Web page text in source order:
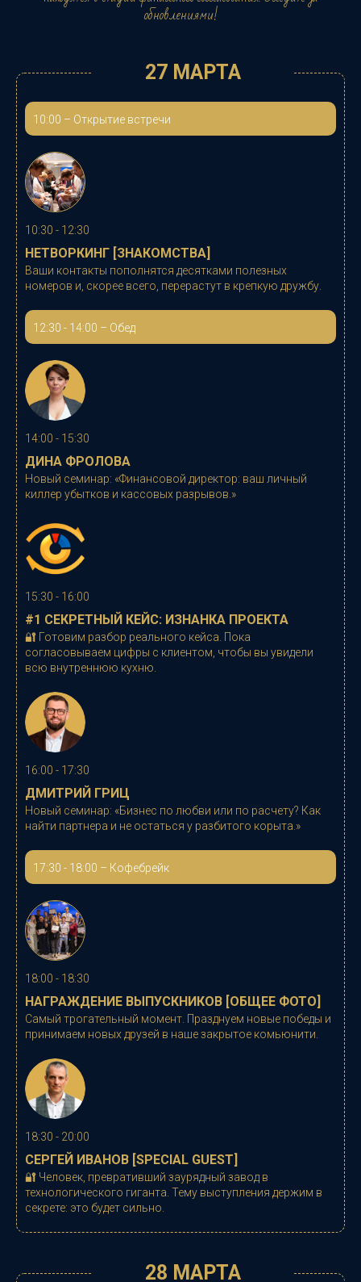
обновлениями!
10:00 – Открытие встречи
10:30 - 12:30
НЕТВОРКИНГ [ЗНАКОМСТВА]
Ваши контакты пополнятся десятками полезных
номеров и, скорее всего, перерастут в крепкую дружбу.
12:30 - 14:00 – Обед
14:00 - 15:30
ДИНА ФРОЛОВА
Новый семинар: «Финансовой директор: ваш личный
киллер убытков и кассовых разрывов.»
15:30 - 16:00
#1 СЕКРЕТНЫЙ КЕЙС: ИЗНАНКА ПРОЕКТА
🔐 Готовим разбор реального кейса. Пока
согласовываем цифры с клиентом, чтобы вы увидели
всю внутреннюю кухню.
16:00 - 17:30
ДМИТРИЙ ГРИЦ
Новый семинар: «Бизнес по любви или по расчету? Как
найти партнера и не остаться у разбитого корыта.»
17:30 - 18:00 – Кофебрейк
18:00 - 18:30
НАГРАЖДЕНИЕ ВЫПУСКНИКОВ [ОБЩЕЕ ФОТО]
Самый трогательный момент. Празднуем новые победы и
принимаем новых друзей в наше закрытое комьюнити.
18:30 - 20:00
СЕРГЕЙ ИВАНОВ [SPECIAL GUEST]
🔐 Человек, превративший заурядный завод в
технологического гиганта. Тему выступления держим в
секрете: это будет сильно.
27 МАРТА
28 МАРТА